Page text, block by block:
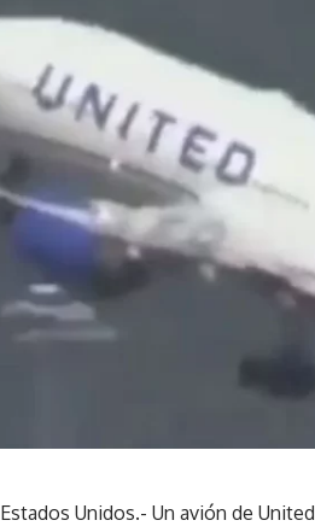
Estados Unidos.- Un avión de